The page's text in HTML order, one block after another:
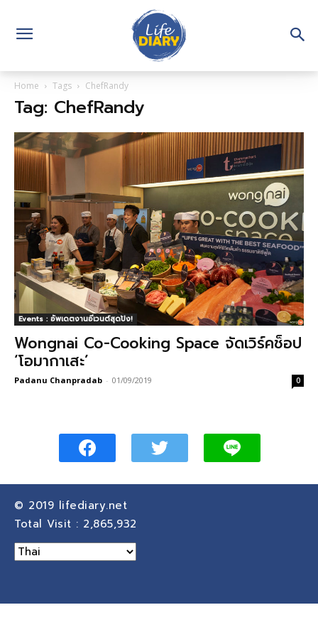
Home Tags ChefRandy
Tag: ChefRandy
Events : อัพเดตงานอีเวนต์สุดปัง!
Wongnai Co-Cooking Space จัดเวิร์คช็อป
‘โอมากาเสะ’
Padanu Chanpradab - 01/09/2019 0
© 2019 lifediary.net
Total Visit : 2,865,932